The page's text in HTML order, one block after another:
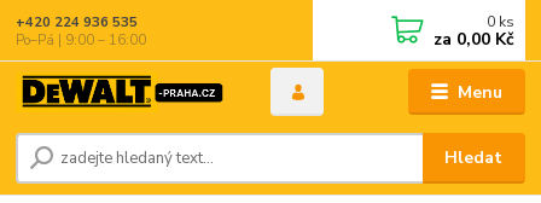
Menu
Hledat
+420 224 936 535
Po–Pá | 9:00 – 16:00
0 ks
za 0,00 Kč